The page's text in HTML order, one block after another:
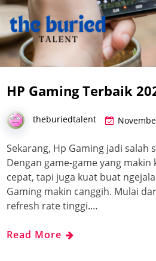
HP Gaming Terbaik
theburiedtalent
Sekarang, Hp Gaming jadi
Dengan game-game yang
cepat, tapi juga kuat buat
Gaming makin canggih. Mulai
refresh rate tinggi.…
Read More